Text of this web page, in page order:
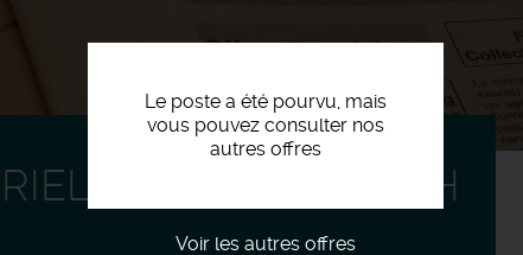
Le poste a été pourvu, mais
vous pouvez consulter nos
autres offres
Voir les autres offres
AU PISTOLET F/H